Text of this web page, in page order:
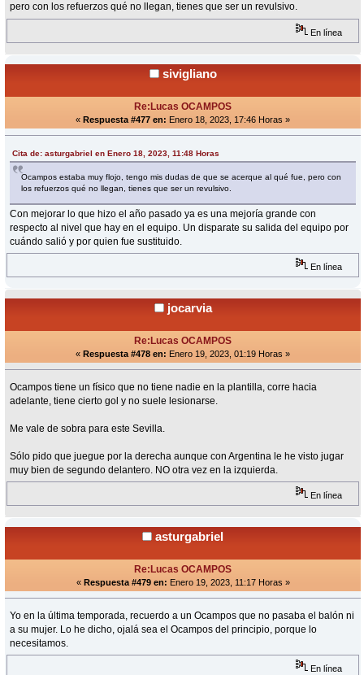
pero con los refuerzos qué no llegan, tienes que ser un revulsivo.
En línea
sivigliano
Re:Lucas OCAMPOS
« Respuesta #477 en: Enero 18, 2023, 17:46 Horas »
Cita de: asturgabriel en Enero 18, 2023, 11:48 Horas
Ocampos estaba muy flojo, tengo mis dudas de que se acerque al qué fue, pero con
los refuerzos qué no llegan, tienes que ser un revulsivo.
Con mejorar lo que hizo el año pasado ya es una mejoría grande con
respecto al nivel que hay en el equipo. Un disparate su salida del equipo por
cuándo salió y por quien fue sustituido.
En línea
jocarvia
Re:Lucas OCAMPOS
« Respuesta #478 en: Enero 19, 2023, 01:19 Horas »
Ocampos tiene un físico que no tiene nadie en la plantilla, corre hacia
adelante, tiene cierto gol y no suele lesionarse.
Me vale de sobra para este Sevilla.
Sólo pido que juegue por la derecha aunque con Argentina le he visto jugar
muy bien de segundo delantero. NO otra vez en la izquierda.
En línea
asturgabriel
Re:Lucas OCAMPOS
« Respuesta #479 en: Enero 19, 2023, 11:17 Horas »
Yo en la última temporada, recuerdo a un Ocampos que no pasaba el balón ni
a su mujer. Lo he dicho, ojalá sea el Ocampos del principio, porque lo
necesitamos.
En línea